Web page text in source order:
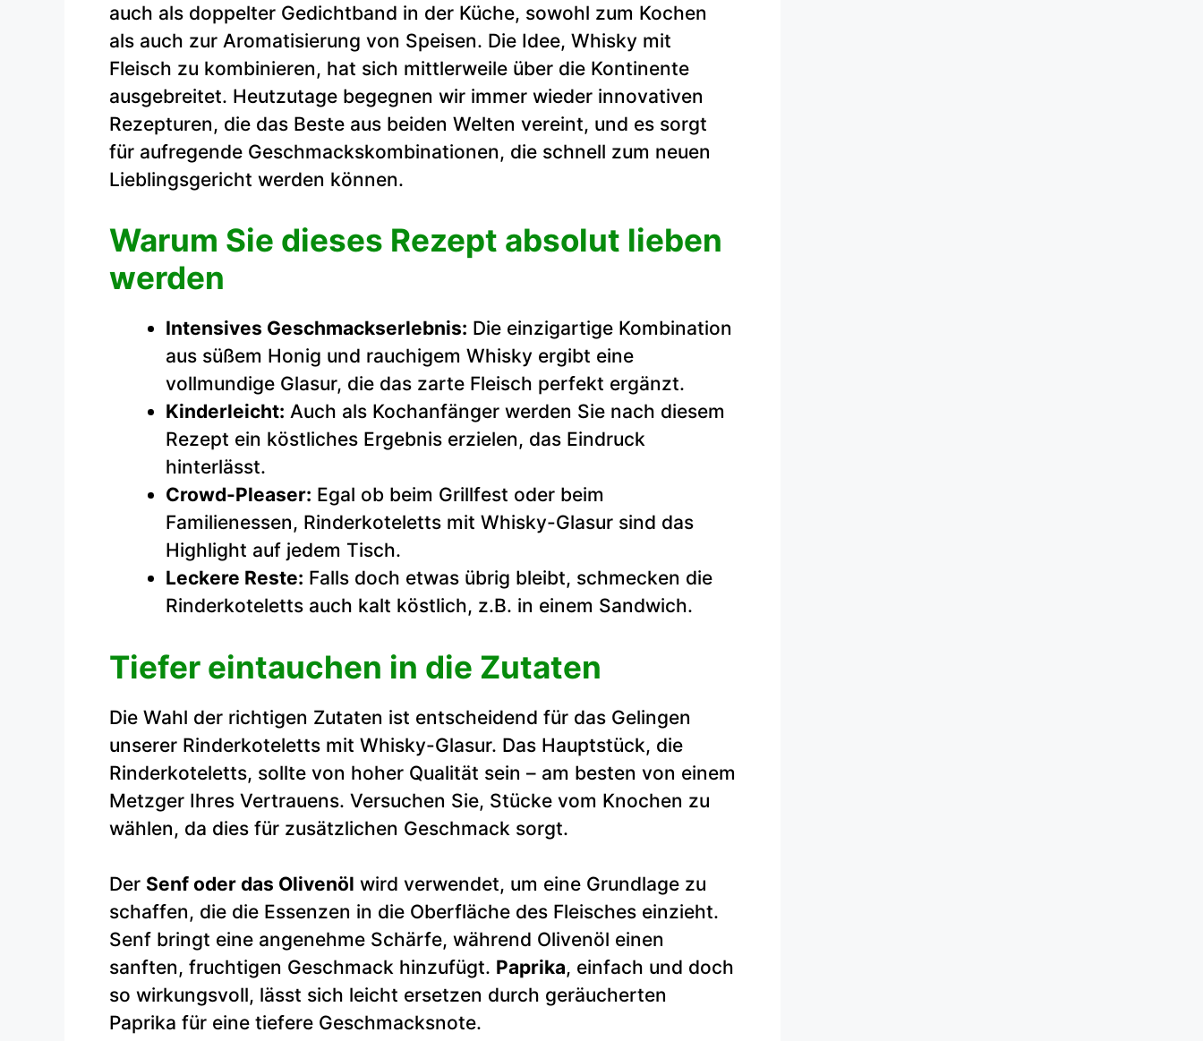
auch als doppelter Gedichtband in der Küche, sowohl zum Kochen
als auch zur Aromatisierung von Speisen. Die Idee, Whisky mit
Fleisch zu kombinieren, hat sich mittlerweile über die Kontinente
ausgebreitet. Heutzutage begegnen wir immer wieder innovativen
Rezepturen, die das Beste aus beiden Welten vereint, und es sorgt
für aufregende Geschmackskombinationen, die schnell zum neuen
Lieblingsgericht werden können.
Warum Sie dieses Rezept absolut lieben
werden
Intensives Geschmackserlebnis: Die einzigartige Kombination
aus süßem Honig und rauchigem Whisky ergibt eine
vollmundige Glasur, die das zarte Fleisch perfekt ergänzt.
Kinderleicht: Auch als Kochanfänger werden Sie nach diesem
Rezept ein köstliches Ergebnis erzielen, das Eindruck
hinterlässt.
Crowd-Pleaser: Egal ob beim Grillfest oder beim
Familienessen, Rinderkoteletts mit Whisky-Glasur sind das
Highlight auf jedem Tisch.
Leckere Reste: Falls doch etwas übrig bleibt, schmecken die
Rinderkoteletts auch kalt köstlich, z.B. in einem Sandwich.
Tiefer eintauchen in die Zutaten
Die Wahl der richtigen Zutaten ist entscheidend für das Gelingen
unserer Rinderkoteletts mit Whisky-Glasur. Das Hauptstück, die
Rinderkoteletts, sollte von hoher Qualität sein – am besten von einem
Metzger Ihres Vertrauens. Versuchen Sie, Stücke vom Knochen zu
wählen, da dies für zusätzlichen Geschmack sorgt.
Der Senf oder das Olivenöl wird verwendet, um eine Grundlage zu
schaffen, die die Essenzen in die Oberfläche des Fleisches einzieht.
Senf bringt eine angenehme Schärfe, während Olivenöl einen
sanften, fruchtigen Geschmack hinzufügt. Paprika, einfach und doch
so wirkungsvoll, lässt sich leicht ersetzen durch geräucherten
Paprika für eine tiefere Geschmacksnote.